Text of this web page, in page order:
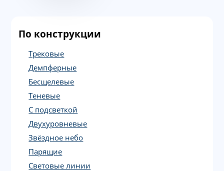
По конструкции
Трековые
Демпферные
Бесщелевые
Теневые
С подсветкой
Двухуровневые
Звёздное небо
Парящие
Световые линии